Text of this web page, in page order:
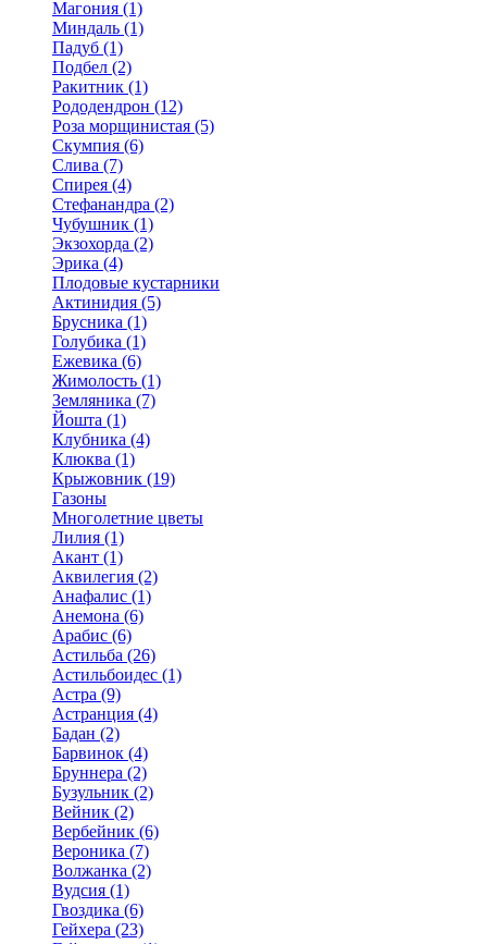
Магония (1)
Миндаль (1)
Падуб (1)
Подбел (2)
Ракитник (1)
Рододендрон (12)
Роза морщинистая (5)
Скумпия (6)
Слива (7)
Спирея (4)
Стефанандра (2)
Чубушник (1)
Экзохорда (2)
Эрика (4)
Плодовые кустарники
Актинидия (5)
Брусника (1)
Голубика (1)
Ежевика (6)
Жимолость (1)
Земляника (7)
Йошта (1)
Клубника (4)
Клюква (1)
Крыжовник (19)
Газоны
Многолетние цветы
Лилия (1)
Акант (1)
Аквилегия (2)
Анафалис (1)
Анемона (6)
Арабис (6)
Астильба (26)
Астильбоидес (1)
Астра (9)
Астранция (4)
Бадан (2)
Барвинок (4)
Бруннера (2)
Бузульник (2)
Вейник (2)
Вербейник (6)
Вероника (7)
Волжанка (2)
Вудсия (1)
Гвоздика (6)
Гейхера (23)